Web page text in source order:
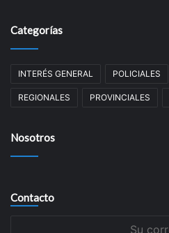
Categorías
INTERÉS GENERAL POLICIALES
REGIONALES PROVINCIALES
Nosotros
Contacto